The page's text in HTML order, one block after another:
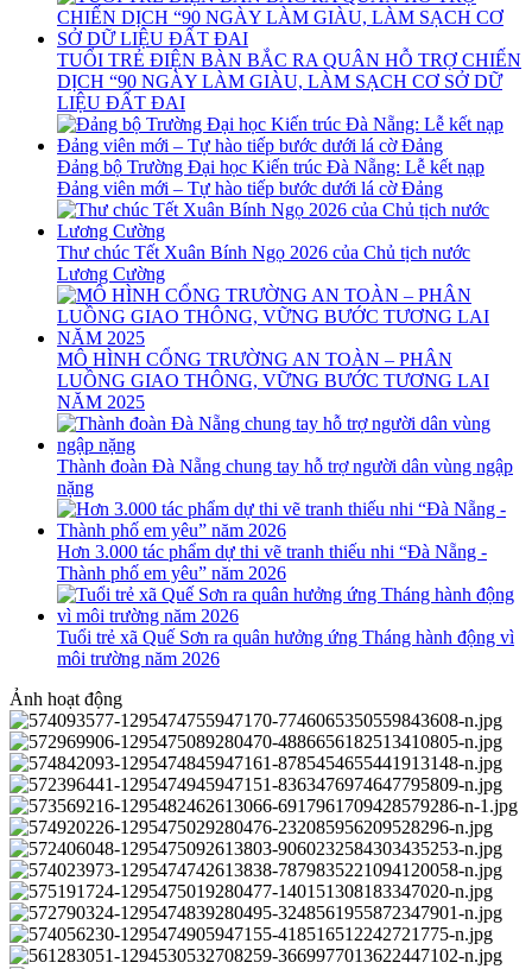
TUỔI TRẺ ĐIỆN BÀN BẮC RA QUÂN HỖ TRỢ CHIẾN
DỊCH “90 NGÀY LÀM GIÀU, LÀM SẠCH CƠ SỞ DỮ
LIỆU ĐẤT ĐAI
Đảng bộ Trường Đại học Kiến trúc Đà Nẵng: Lễ kết nạp
Đảng viên mới – Tự hào tiếp bước dưới lá cờ Đảng
Thư chúc Tết Xuân Bính Ngọ 2026 của Chủ tịch nước
Lương Cường
MÔ HÌNH CỔNG TRƯỜNG AN TOÀN – PHÂN
LUỒNG GIAO THÔNG, VỮNG BƯỚC TƯƠNG LAI
NĂM 2025
Thành đoàn Đà Nẵng chung tay hỗ trợ người dân vùng ngập
nặng
Hơn 3.000 tác phẩm dự thi vẽ tranh thiếu nhi “Đà Nẵng -
Thành phố em yêu” năm 2026
Tuổi trẻ xã Quế Sơn ra quân hưởng ứng Tháng hành động vì
môi trường năm 2026
Ảnh hoạt động